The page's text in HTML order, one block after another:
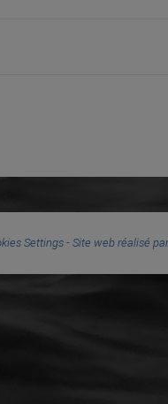
Settings - Site web réalisé par